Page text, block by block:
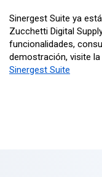
Sinergest Suite ya
Zucchetti Digital
funcionalidades,
demostración, visite la
Sinergest Suite